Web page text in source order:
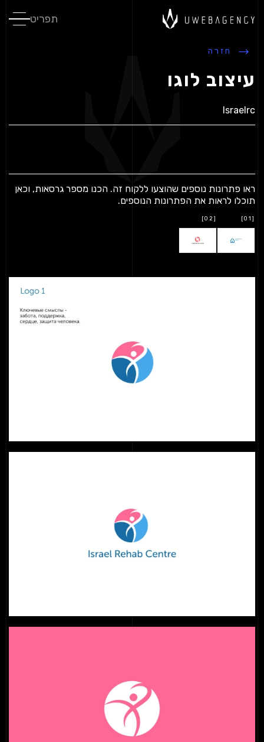
תפריט
חזרה
עיצוב לוגו
Israelrc
ראו פתרונות נוספים שהוצעו ללקוח זה. הכנו מספר גרסאות, וכאן
תוכלו לראות את הפתרונות הנוספים.
[01]
[02]